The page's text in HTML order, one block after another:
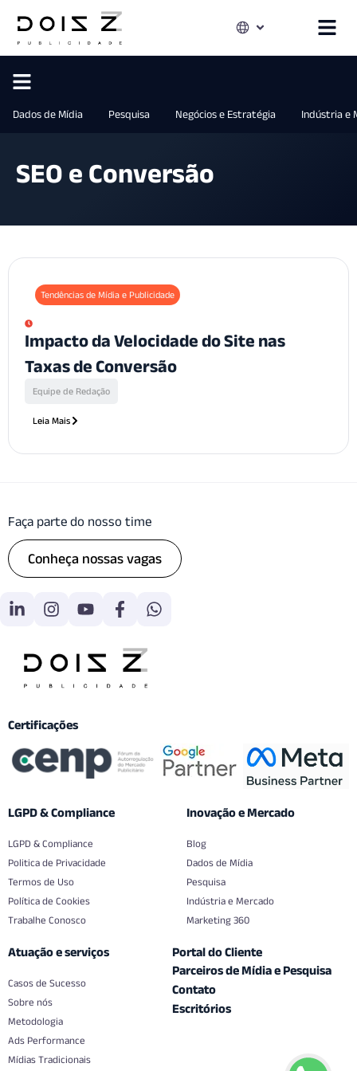
Dados de Mídia Pesquisa Negócios e Estratégia Indústria e
SEO e Conversão
Tendências de Mídia e Publicidade
Impacto da Velocidade do Site nas
Taxas de Conversão
Equipe de Redação
Leia Mais
Faça parte do nosso time
Conheça nossas vagas
Certificações
LGPD & Compliance
LGPD & Compliance
Politica de Privacidade
Termos de Uso
Política de Cookies
Trabalhe Conosco
Inovação e Mercado
Blog
Dados de Mídia
Pesquisa
Indústria e Mercado
Marketing 360
Atuação e serviços
Casos de Sucesso
Sobre nós
Metodologia
Ads Performance
Mídias Tradicionais
Portal do Cliente
Parceiros de Mídia e Pesquisa
Contato
Escritórios